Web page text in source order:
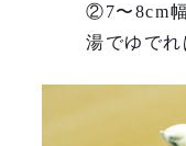
②7〜8cm
湯でゆでれ